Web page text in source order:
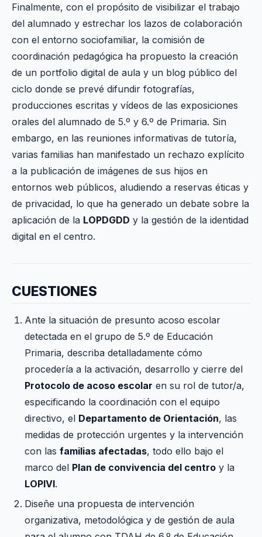
Finalmente, con el propósito de visibilizar el trabajo
del alumnado y estrechar los lazos de colaboración
con el entorno sociofamiliar, la comisión de
coordinación pedagógica ha propuesto la creación
de un portfolio digital de aula y un blog público del
ciclo donde se prevé difundir fotografías,
producciones escritas y vídeos de las exposiciones
orales del alumnado de 5.º y 6.º de Primaria. Sin
embargo, en las reuniones informativas de tutoría,
varias familias han manifestado un rechazo explícito
a la publicación de imágenes de sus hijos en
entornos web públicos, aludiendo a reservas éticas y
de privacidad, lo que ha generado un debate sobre la
aplicación de la LOPDGDD y la gestión de la identidad
digital en el centro.
CUESTIONES
Ante la situación de presunto acoso escolar
detectada en el grupo de 5.º de Educación
Primaria, describa detalladamente cómo
procedería a la activación, desarrollo y cierre del
Protocolo de acoso escolar en su rol de tutor/a,
especificando la coordinación con el equipo
directivo, el Departamento de Orientación, las
medidas de protección urgentes y la intervención
con lasfamilias afectadas, todo ello bajo el
marco del Plan de convivencia del centro y la
LOPIVI.
Diseñe una propuesta de intervención
organizativa, metodológica y de gestión de aula